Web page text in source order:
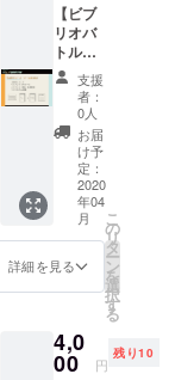
【ビブ
リオバ
トル出
場権
（ゲー
ム実況
系）】
・お礼
メッ
セージ
・デー
タパン
フレッ
ト
（PDF
） ・パ
レット
（紙）
支援
者：
0人
お届
け予
定：
2020
年04
月
詳細を見る
こ
の
リ
タ
ー
ン
を
選
択
す
る
4,0
00 円
残り10